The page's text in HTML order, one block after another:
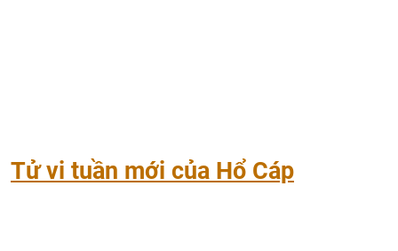
Tử vi tuần mới của Hổ Cáp